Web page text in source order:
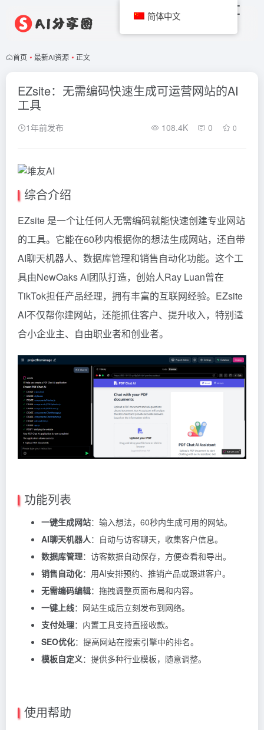
首页 • 最新AI资源 • 正文
EZsite：无需编码快速生成可运营网站的AI
工具
1年前发布 108.4K 0 0
综合介绍
EZsite 是一个让任何人无需编码就能快速创建专业网站
的工具。它能在60秒内根据你的想法生成网站，还自带
AI聊天机器人、数据库管理和销售自动化功能。这个工
具由NewOaks AI团队打造，创始人Ray Luan曾在
TikTok担任产品经理，拥有丰富的互联网经验。EZsite
AI不仅帮你建网站，还能抓住客户、提升收入，特别适
合小企业主、自由职业者和创业者。
功能列表
一键生成网站：输入想法，60秒内生成可用的网站。
AI聊天机器人：自动与访客聊天，收集客户信息。
数据库管理：访客数据自动保存，方便查看和导出。
销售自动化：用AI安排预约、推销产品或跟进客户。
无需编码编辑：拖拽调整页面布局和内容。
一键上线：网站生成后立刻发布到网络。
支付处理：内置工具支持直接收款。
SEO优化：提高网站在搜索引擎中的排名。
模板自定义：提供多种行业模板，随意调整。
使用帮助
简体中文